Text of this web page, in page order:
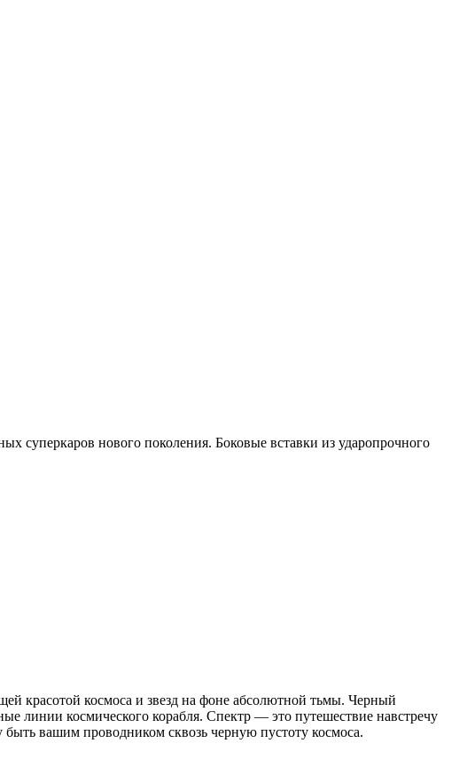
суперкаров нового поколения. Боковые вставки из ударопрочного
красотой космоса и звезд на фоне абсолютной тьмы. Черный
линии космического корабля. Спектр — это путешествие навстречу
вашим проводником сквозь черную пустоту космоса.